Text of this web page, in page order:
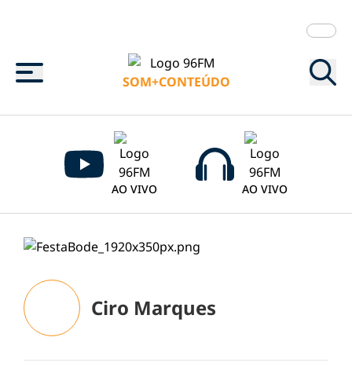
Menu
SOM+CONTEÚDO
AO VIVO AO VIVO
Ciro Marques